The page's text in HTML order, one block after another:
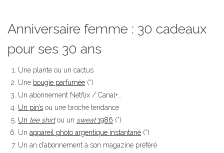
Anniversaire femme : 30 cadeaux
pour ses 30 ans
Une plante ou un cactus
Une bougie parfumée (*)
Un abonnement Netflix / Canal+…
Un pin’s ou une broche tendance
Un tee shirtou un sweat1986 (*)
Un appareil photo argentique instantané (*)
Un an d’abonnement à son magazine préféré